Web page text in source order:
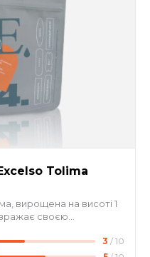
Tolima
вирощена на висоті 1
своєю
цукру, какао, червоного
3 / 10